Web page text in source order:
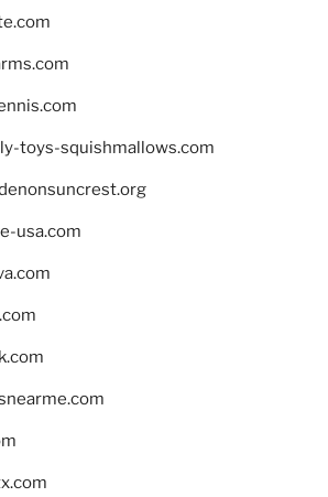
toys-squishmallows.com
usa.com